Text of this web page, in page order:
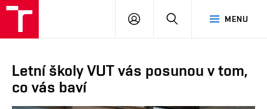
MENU
PŘIHLÁSIT
Letní školy VUT vás posunou v tom,
co vás baví